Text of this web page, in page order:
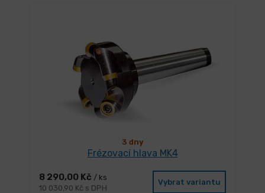
3 dny
Frézovací hlava MK4
8 290,00 Kč / ks
10 030,90 Kč s DPH
Vybrat variantu